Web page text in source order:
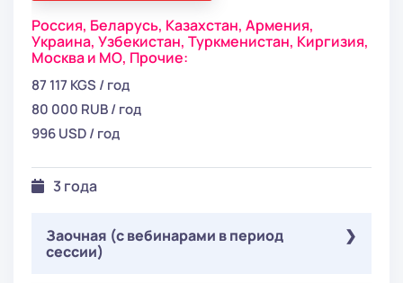
Россия, Беларусь, Казахстан, Армения,
Украина, Узбекистан, Туркменистан, Киргизия,
Москва и МО, Прочие:
87 117 KGS / год
80 000 RUB / год
996 USD / год
3 года
Заочная (с вебинарами в период
сессии)